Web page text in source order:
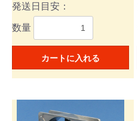
発送日目安：
数量
カートに入れる